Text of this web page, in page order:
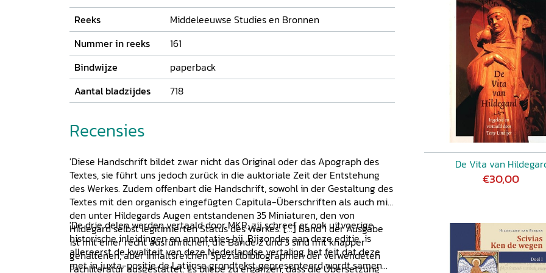
Reeks
Middeleeuwse Studies en Bronnen
Nummer in reeks
161
Bindwijze
paperback
Aantal bladzijdes
718
Recensies
'Diese Handschrift bildet zwar nicht das Original oder das Apograph des
Textes, sie führt uns jedoch zurück in die auktoriale Zeit der Entstehung
des Werkes. Zudem offenbart die Handschrift, sowohl in der Gestaltung des
Textes mit den organisch eingefügten Capitula-Überschriften als auch mit
den unter Hildegards Augen entstandenen 35 Miniaturen, den von
Hildegard selbst legitimierten Status des Werkes. [...] Band 1 der Ausgabe
ist mit einer recht ausführlichen, die Bände 2 und 3 sind mit knapper
gehaltenen, aber inhaltsreichen Spezialbibliographien der verwendeten
Fachliteratur ausgestattet. Es bliebe zu ergänzen, dass die Übersetzung
'De drie delen werden vertaald door MKR; zij schreef er ook uitvoerige
historische inleidingen en annotaties bij. Bijzonder aan deze editie is
allereerst de kwaliteit van deze Nederlandse vertaling, het feit dat deze
met in juxta-positie de Latijnse grondtekst gepresenteerd wordt samen
De Vita van
€30,00